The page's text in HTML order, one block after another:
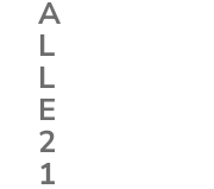
A
L
L
E
2
1